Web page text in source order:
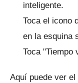
inteligente.
Toca el icono
en la esquina
Toca "Tiempo
Aquí puede ver